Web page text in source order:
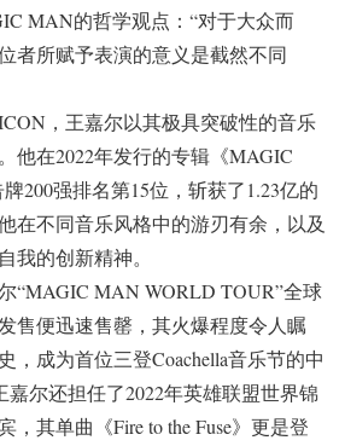
MAN的哲学观点：“对于大众而
者所赋予表演的意义是截然不同
，王嘉尔以其极具突破性的音乐
他在2022年发行的专辑《MAGIC
200强排名第15位，斩获了1.23亿的
在不同音乐风格中的游刃有余，以及
我的创新精神。
“MAGIC MAN WORLD TOUR”全球
售便迅速售罄，其火爆程度令人瞩
，成为首位三登Coachella音乐节的中
嘉尔还担任了2022年英雄联盟世界锦
，其单曲《Fire to the Fuse》更是登